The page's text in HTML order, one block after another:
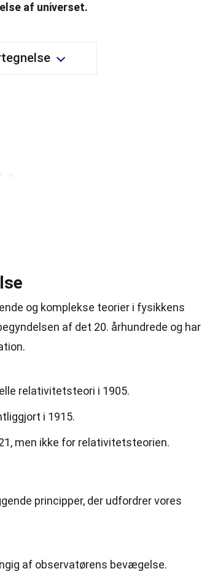
af universet.
og komplekse teorier i fysikkens
af det 20. århundrede og har
relativitetsteori i 1905.
i 1915.
men ikke for relativitetsteorien.
principper, der udfordrer vores
af observatørens bevægelse.